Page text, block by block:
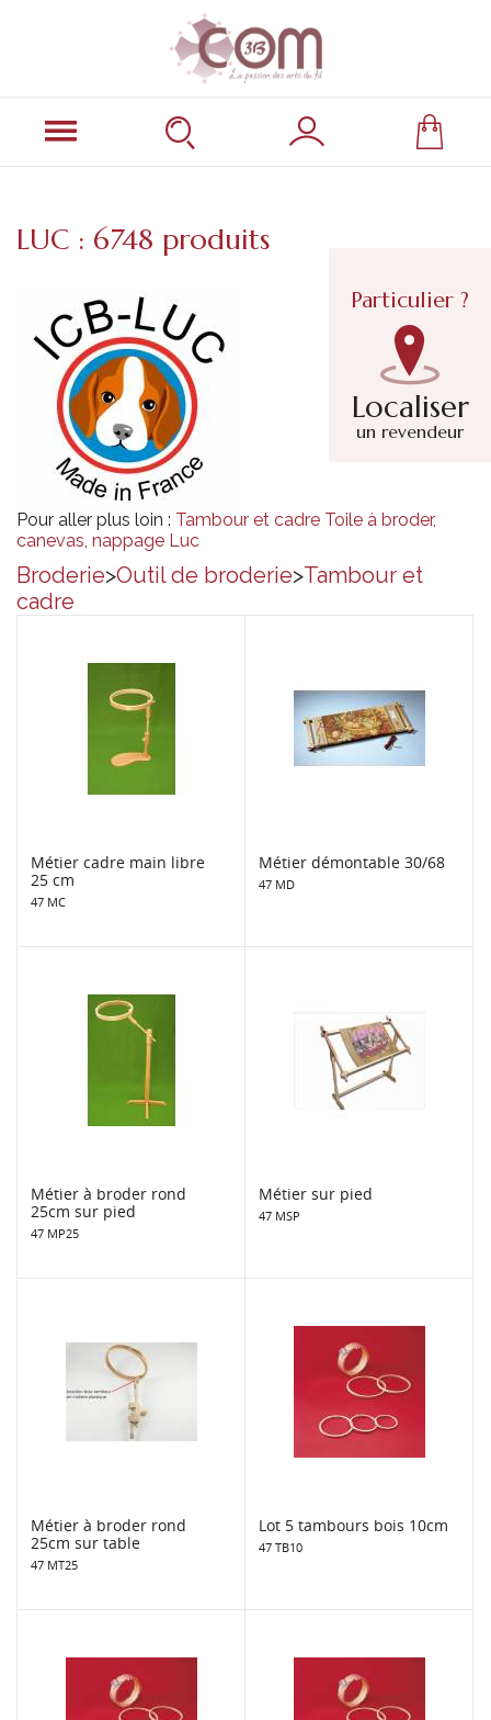
Particulier ?
Localiser
un revendeur
LUC : 6748 produits
Pour aller plus loin : Tambour et cadre Toile à broder,
canevas, nappage Luc
Broderie>Outil de broderie>Tambour et
cadre
Métier cadre main libre
25 cm
47 MC
Métier démontable 30/68
47 MD
Métier à broder rond
25cm sur pied
47 MP25
Métier sur pied
47 MSP
Métier à broder rond
25cm sur table
47 MT25
Lot 5 tambours bois 10cm
47 TB10